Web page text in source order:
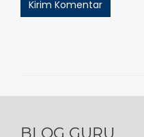
BLOG GURU